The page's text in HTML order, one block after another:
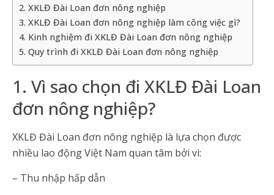
2. XKLĐ Đài Loan đơn nông nghiệp
3. XKLĐ Đài Loan đơn nông nghiệp làm công việc gì?
4. Kinh nghiệm đi XKLĐ Đài Loan đơn nông nghiệp
5. Quy trình đi XKLĐ Đài Loan đơn nông nghiệp
1. Vì sao chọn đi XKLĐ Đài Loan
đơn nông nghiệp?
XKLĐ Đài Loan đơn nông nghiệp là lựa chọn được
nhiều lao động Việt Nam quan tâm bởi vì:
– Thu nhập hấp dẫn